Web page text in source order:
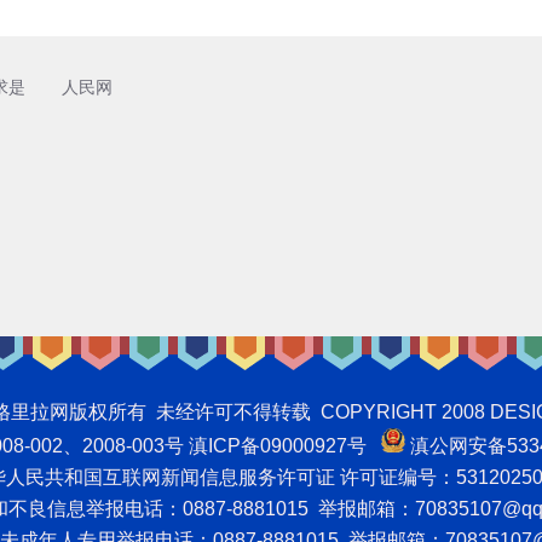
是 人民网
拉网版权所有 未经许可不得转载 COPYRIGHT 2008
002、2008-003号 滇ICP备09000927号
滇公网安备
人民共和国互联网新闻信息服务许可证 许可证编号：
不良信息举报电话：0887-8881015 举报邮箱：